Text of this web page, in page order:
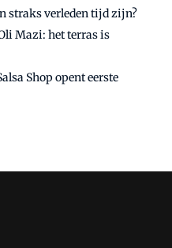
straks verleden tijd zijn?
Mazi: het terras is
Shop opent eerste